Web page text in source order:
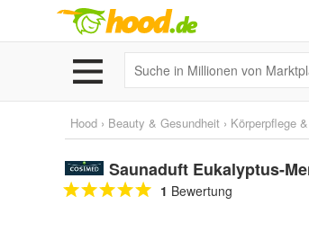
Hood › Beauty & Gesundheit › Körperpflege
Saunaduft Eukalyptus-
1 Bewertung